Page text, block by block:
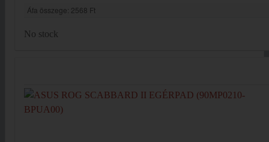
Áfa összege: 2568 Ft
No stock